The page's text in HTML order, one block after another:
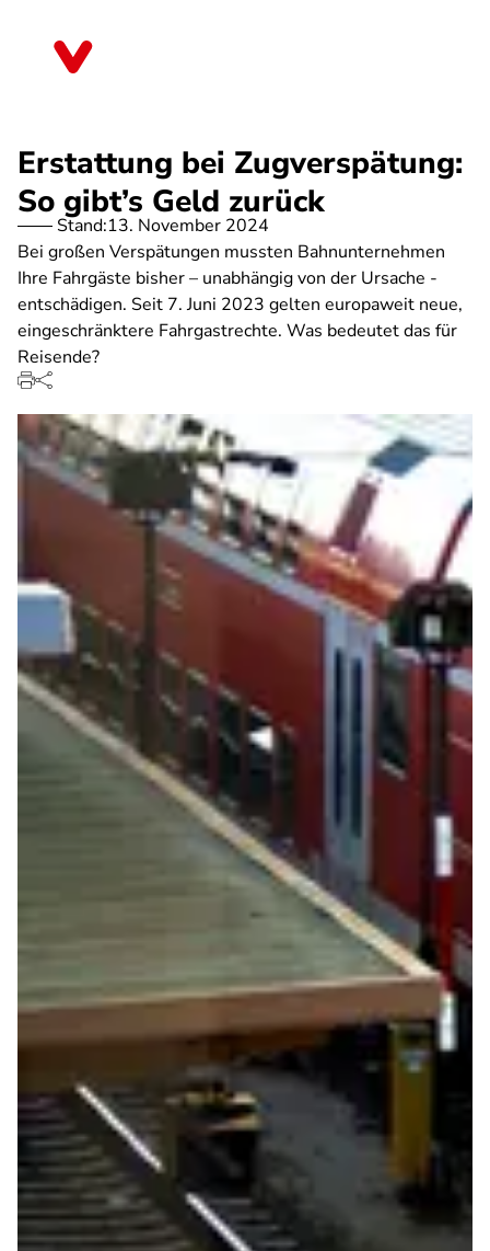
Erstattung bei Zugverspätung:
So gibt’s Geld zurück
Stand:13. November 2024
Bei großen Verspätungen mussten Bahnunternehmen
Ihre Fahrgäste bisher – unabhängig von der Ursache -
entschädigen. Seit 7. Juni 2023 gelten europaweit neue,
eingeschränktere Fahrgastrechte. Was bedeutet das für
Reisende?